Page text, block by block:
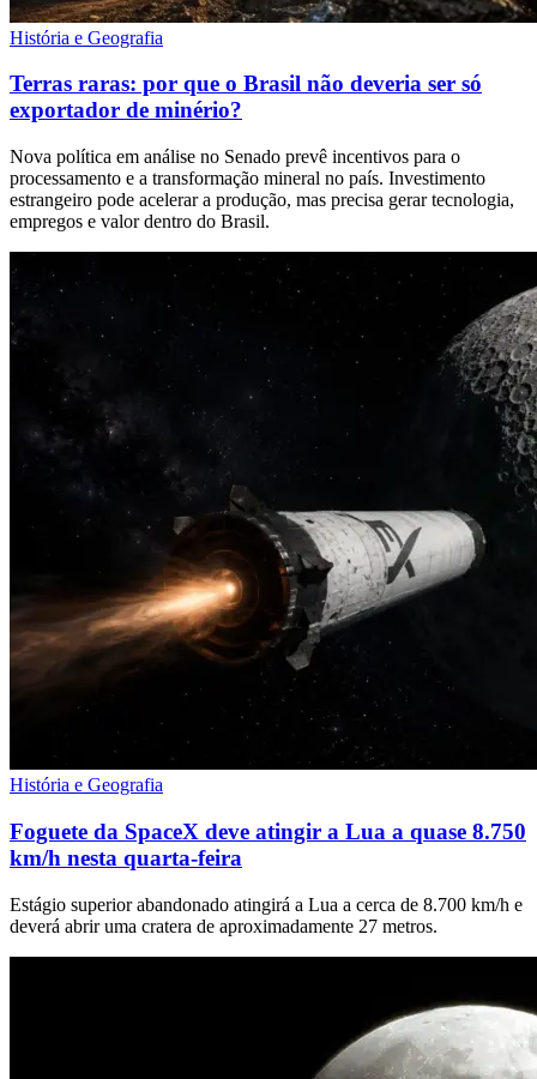
História e Geografia
Terras raras: por que o Brasil não deveria ser só
exportador de minério?
Nova política em análise no Senado prevê incentivos para o
processamento e a transformação mineral no país. Investimento
estrangeiro pode acelerar a produção, mas precisa gerar tecnologia,
empregos e valor dentro do Brasil.
História e Geografia
Foguete da SpaceX deve atingir a Lua a quase 8.750
km/h nesta quarta-feira
Estágio superior abandonado atingirá a Lua a cerca de 8.700 km/h e
deverá abrir uma cratera de aproximadamente 27 metros.